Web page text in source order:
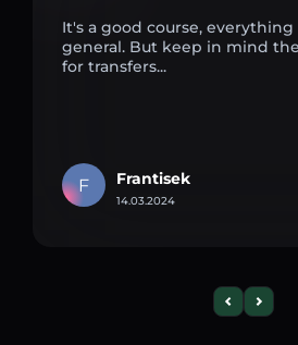
It's a good course, everything
general. But keep in mind
for transfers...
F Frantisek
14.03.2024